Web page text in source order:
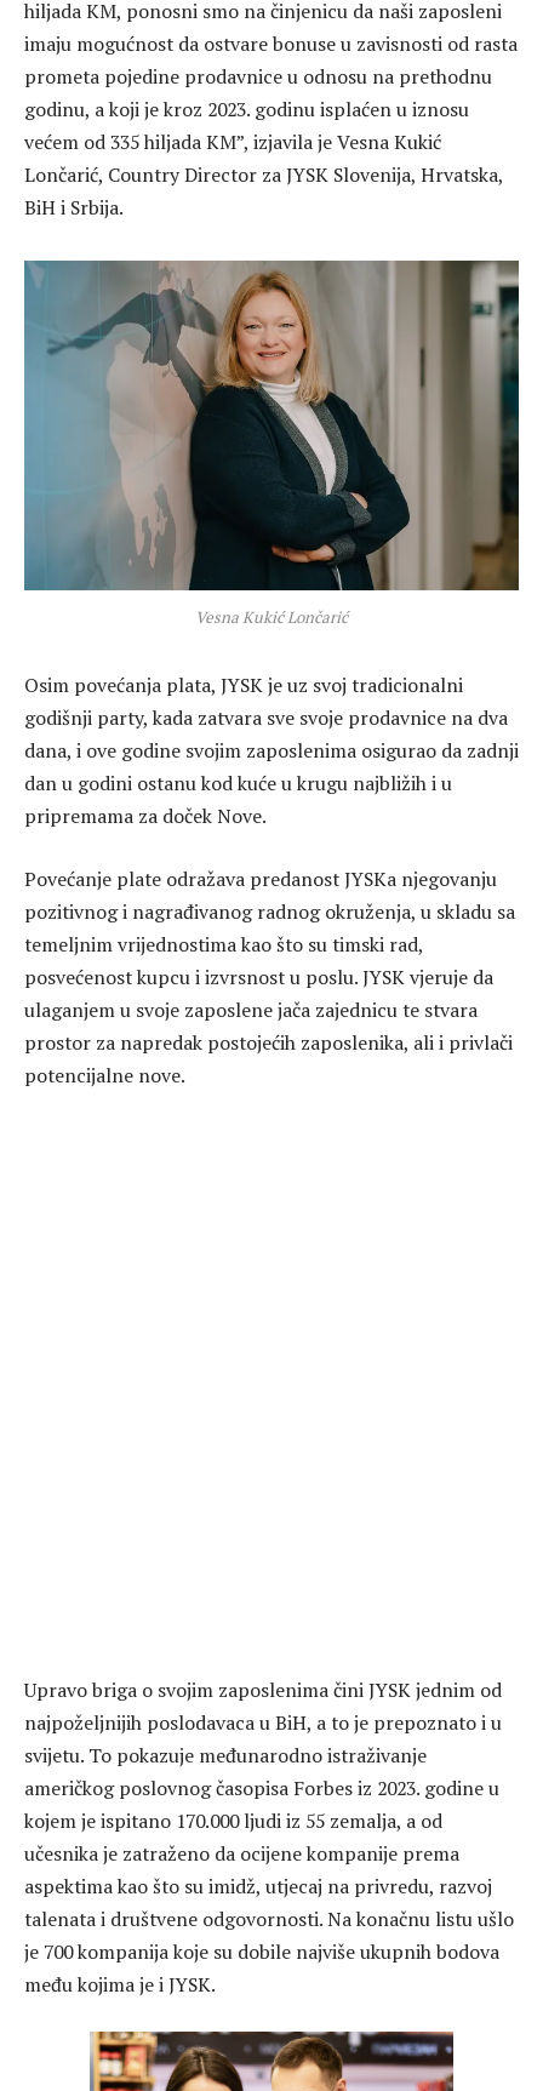
hiljada KM, ponosni smo na činjenicu da naši zaposleni
imaju mogućnost da ostvare bonuse u zavisnosti od rasta
prometa pojedine prodavnice u odnosu na prethodnu
godinu, a koji je kroz 2023. godinu isplaćen u iznosu
većem od 335 hiljada KM”, izjavila je Vesna Kukić
Lončarić, Country Director za JYSK Slovenija, Hrvatska,
BiH i Srbija.
Vesna Kukić Lončarić
Osim povećanja plata, JYSK je uz svoj tradicionalni
godišnji party, kada zatvara sve svoje prodavnice na dva
dana, i ove godine svojim zaposlenima osigurao da zadnji
dan u godini ostanu kod kuće u krugu najbližih i u
pripremama za doček Nove.
Povećanje plate odražava predanost JYSKa njegovanju
pozitivnog i nagrađivanog radnog okruženja, u skladu sa
temeljnim vrijednostima kao što su timski rad,
posvećenost kupcu i izvrsnost u poslu. JYSK vjeruje da
ulaganjem u svoje zaposlene jača zajednicu te stvara
prostor za napredak postojećih zaposlenika, ali i privlači
potencijalne nove.
Upravo briga o svojim zaposlenima čini JYSK jednim od
najpoželjnijih poslodavaca u BiH, a to je prepoznato i u
svijetu. To pokazuje međunarodno istraživanje
američkog poslovnog časopisa Forbes iz 2023. godine u
kojem je ispitano 170.000 ljudi iz 55 zemalja, a od
učesnika je zatraženo da ocijene kompanije prema
aspektima kao što su imidž, utjecaj na privredu, razvoj
talenata i društvene odgovornosti. Na konačnu listu ušlo
je 700 kompanija koje su dobile najviše ukupnih bodova
među kojima je i JYSK.